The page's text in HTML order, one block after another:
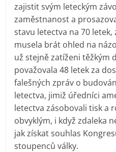
zajistit svým leteckým
zaměstnanost a
stavu letectva na 70
musela brát ohled na
už stejně zatíženi těžkým
považovala 48 letek za
falešných zpráv o
letectva, jimiž úředníci
letectva zásobovali tisk a
obvyklým, i když zdaleka
jak získat souhlas
stoupenců války.